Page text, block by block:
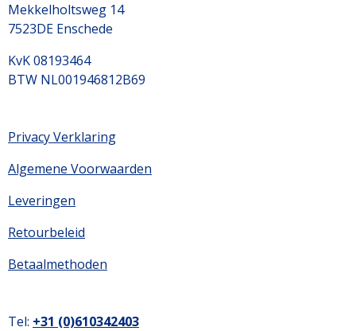
Mekkelholtsweg 14
7523DE Enschede
KvK 08193464
BTW NL001946812B69
Privacy Verklaring
Algemene Voorwaarden
Leveringen
Retourbeleid
Betaalmethoden
Tel: +31 (0)610342403